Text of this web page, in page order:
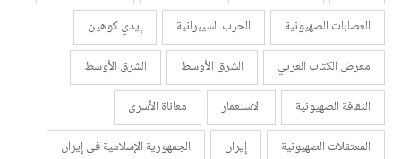
العصابات الصهيونية
الحرب السيبرانية
إيدي كوهين
معرض الكتاب العربي
الشرق الأوسط
الشرق الأوسط
الثقافة الصهيونية
الاستعمار
معاناة الأسرى
المعتقلات الصهيونية
إيران
الجمهورية الإسلامية في إيران